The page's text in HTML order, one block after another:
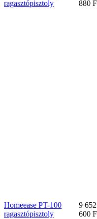
ragasztópisztoly
880
Homeease PT-100
ragasztópisztoly
9 652
600